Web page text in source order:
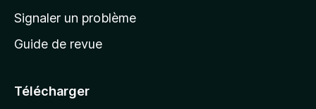
a
c
e
Signaler un problème
Guide de revue
Télécharger